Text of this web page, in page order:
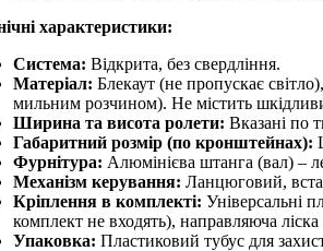
характеристики:
Система: Відкрита, без свердління.
Матеріал: Блекаут (не пропускає
мильним розчином). Не містить
Ширина та висота ролети: Вказані по
Габаритний розмір (по кронштейнах):
Фурнітура: Алюмінієва штанга (вал) –
Механізм керування: Ланцюговий,
Кріплення в комплекті: Універсальні
комплект не входять), направляюча
Упаковка: Пластиковий тубус для